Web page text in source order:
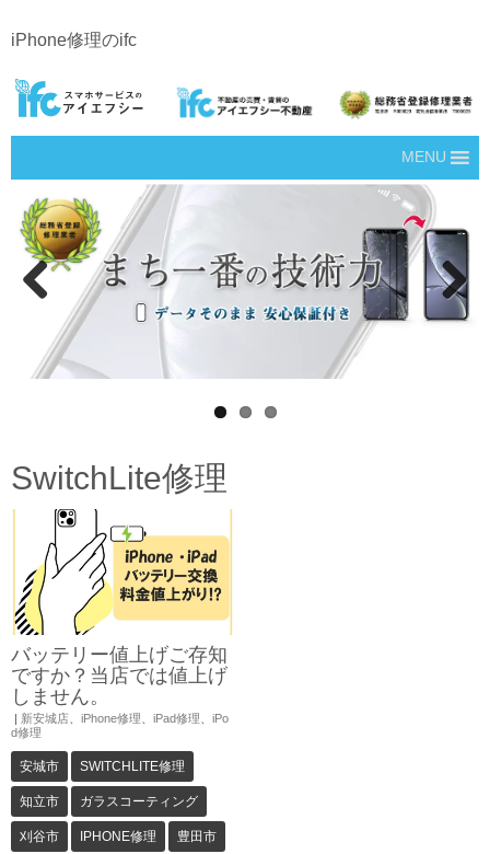
iPhone修理のifc
MENU
Next
SwitchLite修理
バッテリー値上げご存知
ですか？当店では値上げ
しません。
| 新安城店 iPhone修理 iPad修理
iPo
d修理
安城市 SWITCHLITE修理
知立市 ガラスコーティング
刈谷市 IPHONE修理 豊田市